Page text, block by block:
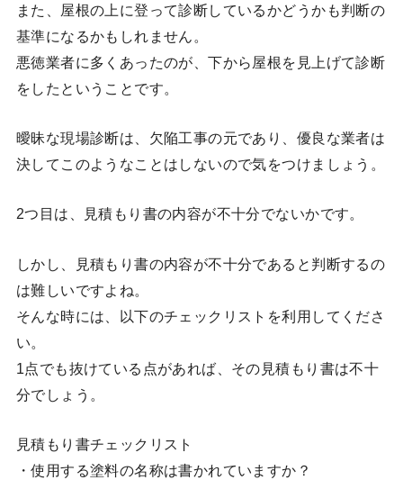
また、屋根の上に登って診断しているかどうかも判断の
基準になるかもしれません。
悪徳業者に多くあったのが、下から屋根を見上げて診断
をしたということです。
曖昧な現場診断は、欠陥工事の元であり、優良な業者は
決してこのようなことはしないので気をつけましょう。
2つ目は、見積もり書の内容が不十分でないかです。
しかし、見積もり書の内容が不十分であると判断するの
は難しいですよね。
そんな時には、以下のチェックリストを利用してくださ
い。
1点でも抜けている点があれば、その見積もり書は不十
分でしょう。
見積もり書チェックリスト
・使用する塗料の名称は書かれていますか？